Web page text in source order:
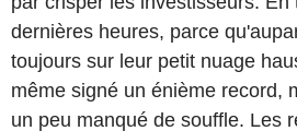
dernières heures, parce
toujours sur leur petit nuage
même signé un énième record,
un peu manqué de souffle. Les